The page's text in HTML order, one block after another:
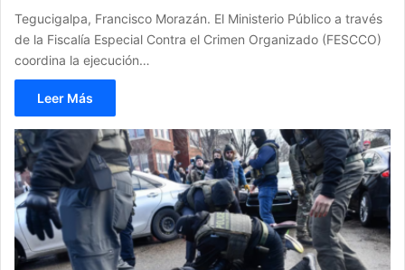
Tegucigalpa, Francisco Morazán. El Ministerio Público a través
de la Fiscalía Especial Contra el Crimen Organizado (FESCCO)
coordina la ejecución…
Leer Más